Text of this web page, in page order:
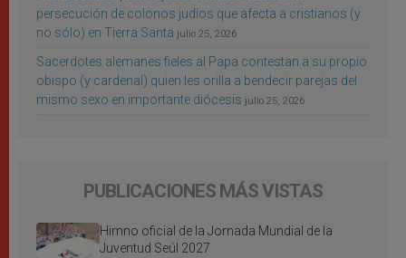
persecución de colonos judíos que afecta a cristianos (y
no sólo) en Tierra Santa julio 25, 2026
Sacerdotes alemanes fieles al Papa contestan a su propio
obispo (y cardenal) quien les orilla a bendecir parejas del
mismo sexo en importante diócesis julio 25, 2026
PUBLICACIONES MÁS VISTAS
Himno oficial de la Jornada Mundial de la
Juventud Seúl 2027